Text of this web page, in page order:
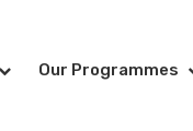
Our Programmes